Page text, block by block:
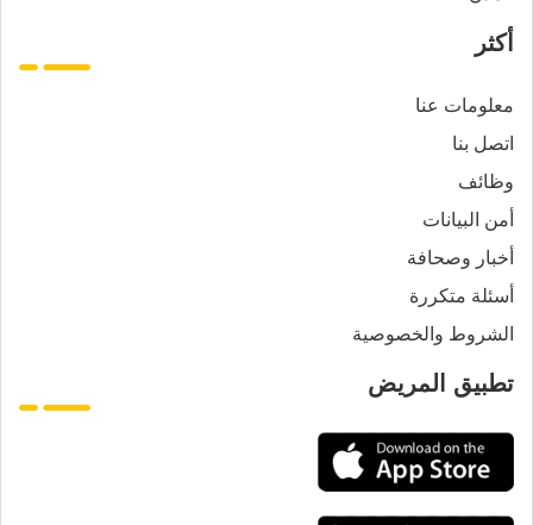
أكثر
معلومات عنا
اتصل بنا
وظائف
أمن البيانات
أخبار وصحافة
أسئلة متكررة
الشروط والخصوصية
تطبيق المريض